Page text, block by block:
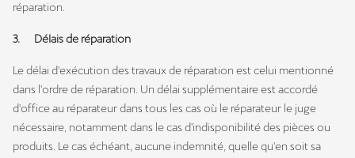
réparation.
3. DéIais de réparation
Le délai d'exécution des travaux de réparation est celui mentionné
dans l'ordre de réparation. Un délai supplémentaire est accordé
d'office au réparateur dans tous les cas où le réparateur le juge
nécessaire, notamment dans le cas d'indisponibilité des pièces ou
produits. Le cas échéant, aucune indemnité, quelle qu'en soit sa